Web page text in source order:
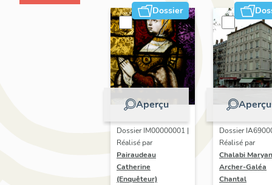
Dossier
Aperçu
Dossier IM00000001 |
Réalisé par
Pairaudeau
Catherine
(Enquêteur)
Aperçu
Dossier
Réalisé par
Chalabi
Archer-Galéa
Chantal